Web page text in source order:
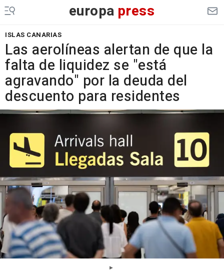
europa press
ISLAS CANARIAS
Las aerolíneas alertan de que la
falta de liquidez se "está
agravando" por la deuda del
descuento para residentes